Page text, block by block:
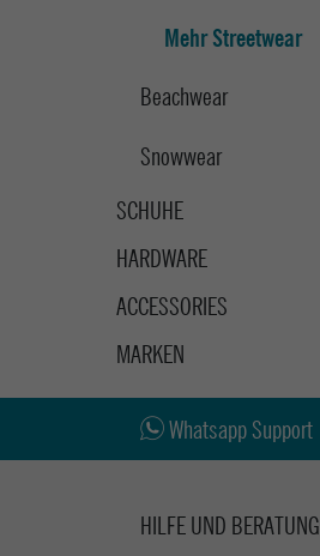
Mehr Streetwear
Beachwear
Snowwear
SCHUHE
HARDWARE
ACCESSORIES
MARKEN
Whatsapp Support
HILFE UND BERATUNG